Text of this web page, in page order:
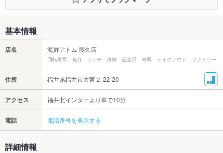
基本情報
店名 海鮮アトム 幾久店
回転寿司 魚介 ランチ 海鮮 記念日 寿司 テイクアウト ファミリー
住所 福井県福井市大宮２-22-20
アクセス 福井北インターより車で10分
電話 電話番号を表示する
詳細情報